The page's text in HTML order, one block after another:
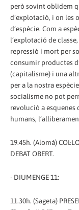
però sovint oblidem
d’explotació, i on les
d’espècie. Com a
l’explotació de
repressió i mort per
consumir productes
(capitalisme) i una
per a la nostra
socialisme no pot
revolució a esquenes
humans,
19.45h. (Alomà)
DEBAT OBERT.
- DIUMENGE 11:
11.30h. (Sageta)